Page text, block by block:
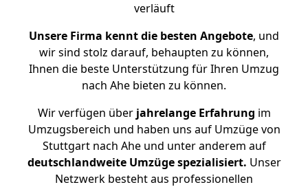
verläuft
Unsere Firma kennt die besten Angebote, und
wir sind stolz darauf, behaupten zu können,
Ihnen die beste Unterstützung für Ihren Umzug
nach Ahe bieten zu können.
Wir verfügen überjahrelange Erfahrung im
Umzugsbereich und haben uns auf Umzüge von
Stuttgart nach Ahe und unter anderem auf
deutschlandweite Umzüge spezialisiert. Unser
Netzwerk besteht aus professionellen